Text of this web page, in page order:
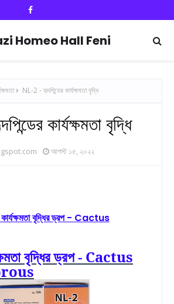
Homeo Hall Feni
NL-2 - হৃদপিন্ডের কার্যক্ষমতা বৃদ্ধি
কার্যক্ষমতা বৃদ্ধি
আগস্ট ১৫, ২০২২
বৃদ্ধির ড্রপ - Cactus
বৃদ্ধির ড্রপ- Cactus